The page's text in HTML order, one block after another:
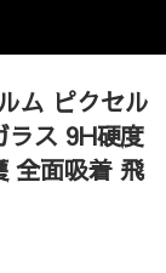
ム ピクセル
ラス 9H硬度
全面吸着 飛